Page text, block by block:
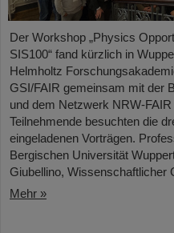
Der Workshop „Physics
SIS100“ fand kürzlich in
Helmholtz
GSI/FAIR gemeinsam mit der
und dem Netzwerk NRW-
Teilnehmende besuchten die
eingeladenen Vorträgen.
Bergischen Universität
Giubellino,
Mehr »